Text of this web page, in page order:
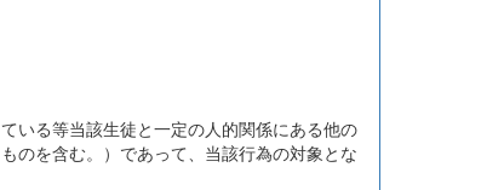
いる等当該生徒と一定の人的関係にある他の
のを含む。）であって、当該行為の対象とな